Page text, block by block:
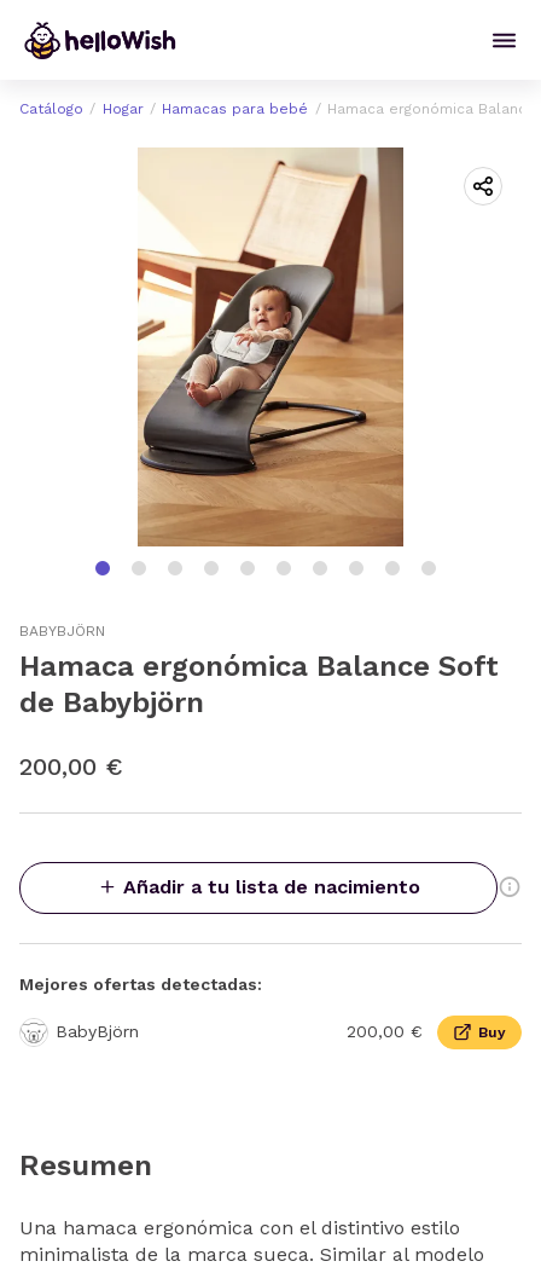
Catálogo Hogar Hamacas para bebé Hamaca ergonómica
BABYBJÖRN
Hamaca ergonómica Balance Soft
de Babybjörn
200,00 €
Añadir a tu lista de nacimiento
Mejores ofertas detectadas:
BabyBjörn 200,00 € Buy
Resumen
Una hamaca ergonómica con el distintivo estilo
minimalista de la marca sueca. Similar al modelo